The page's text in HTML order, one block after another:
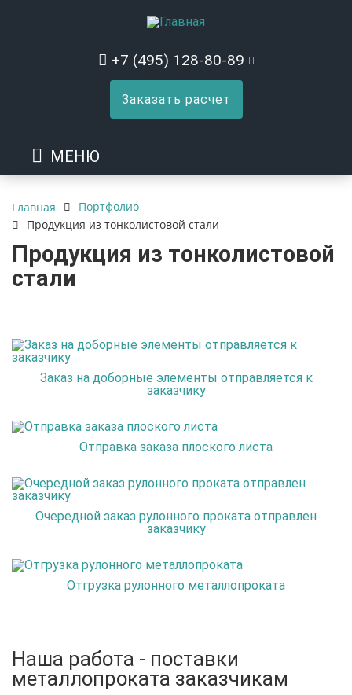
+7 (495) 128-80-89
Заказать расчет
МЕНЮ
Главная
Портфолио
Продукция из тонколистовой стали
Продукция из тонколистовой
стали
Заказ на доборные элементы отправляется к
заказчику
Отправка заказа плоского листа
Очередной заказ рулонного проката отправлен
заказчику
Отгрузка рулонного металлопроката
Наша работа - поставки
металлопроката заказчикам